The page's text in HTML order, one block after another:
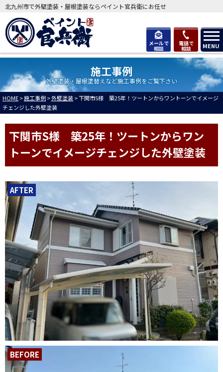
メールで
相談
電話で
相談 MENU
北九州市で外壁塗装・屋根塗装ならペイント官兵衛にお任せ
施工事例
外壁塗装・屋根塗替えなど施工事例をご覧下さい
HOME>施工事例>外壁塗装>下関市S様 築25年！ツートンからワントーンでイメージ
チェンジした外壁塗装
下関市S様 築25年！ツートンからワン
トーンでイメージチェンジした外壁塗装
AFTER
BEFORE